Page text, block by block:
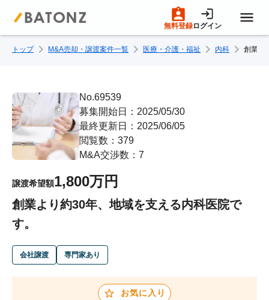
無料登録ログイン
トップページ
M&A案件一覧
売りたい方へ
成約事例
M&A専門家の方へ
トップ M&A売却・譲渡案件一覧 医療・介護・福祉 内科 創業よ
No.69539
募集開始日：2025/05/30
最終更新日：2025/06/05
閲覧数：379
M&A交渉数：7
譲渡希望額1,800万円
創業より約30年、地域を支える内科医院で
す。
会社譲渡 専門家あり
お気に入り